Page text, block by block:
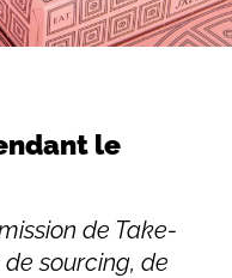
le
de Take-
sourcing, de